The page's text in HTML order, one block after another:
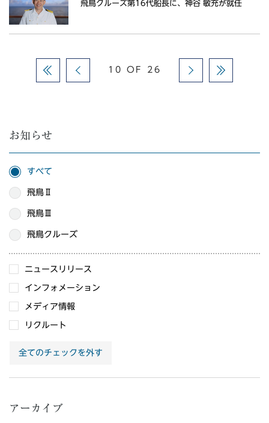
お知らせ
すべて
飛鳥Ⅱ
飛鳥Ⅲ
飛鳥クルーズ
ニュースリリース
インフォメーション
メディア情報
リクルート
全てのチェックを外す
アーカイブ
飛鳥クルーズ第16代船長に、神谷 敏充が就任
10 OF 26